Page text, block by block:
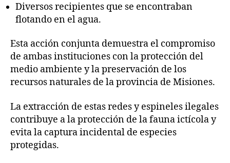
Diversos recipientes que se encontraban
flotando en el agua.
Esta acción conjunta demuestra el compromiso
de ambas instituciones con la protección del
medio ambiente y la preservación de los
recursos naturales de la provincia de Misiones.
La extracción de estas redes y espineles ilegales
contribuye a la protección de la fauna ictícola y
evita la captura incidental de especies
protegidas.